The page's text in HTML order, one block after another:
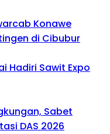
Konawe
di Cibubur
Hadiri Sawit Expo
Sabet
DAS 2026